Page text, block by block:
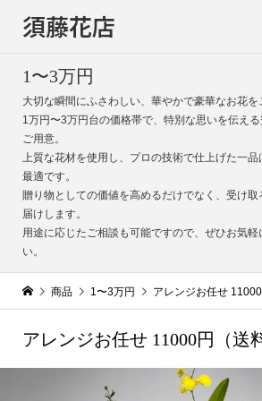
須藤花店
1〜3万円
大切な瞬間にふさわしい、華やかで豪華なお花を
1万円〜3万円台の価格帯で、特別な思いを伝え
ご用意。
上質な花材を使用し、プロの技術で仕上げた一
最適です。
贈り物としての価値を高めるだけでなく、受け
届けします。
用途に応じたご相談も可能ですので、ぜひお気軽
い。
商品 1〜3万円 アレンジお任せ 11000
アレンジお任せ 11000円（送